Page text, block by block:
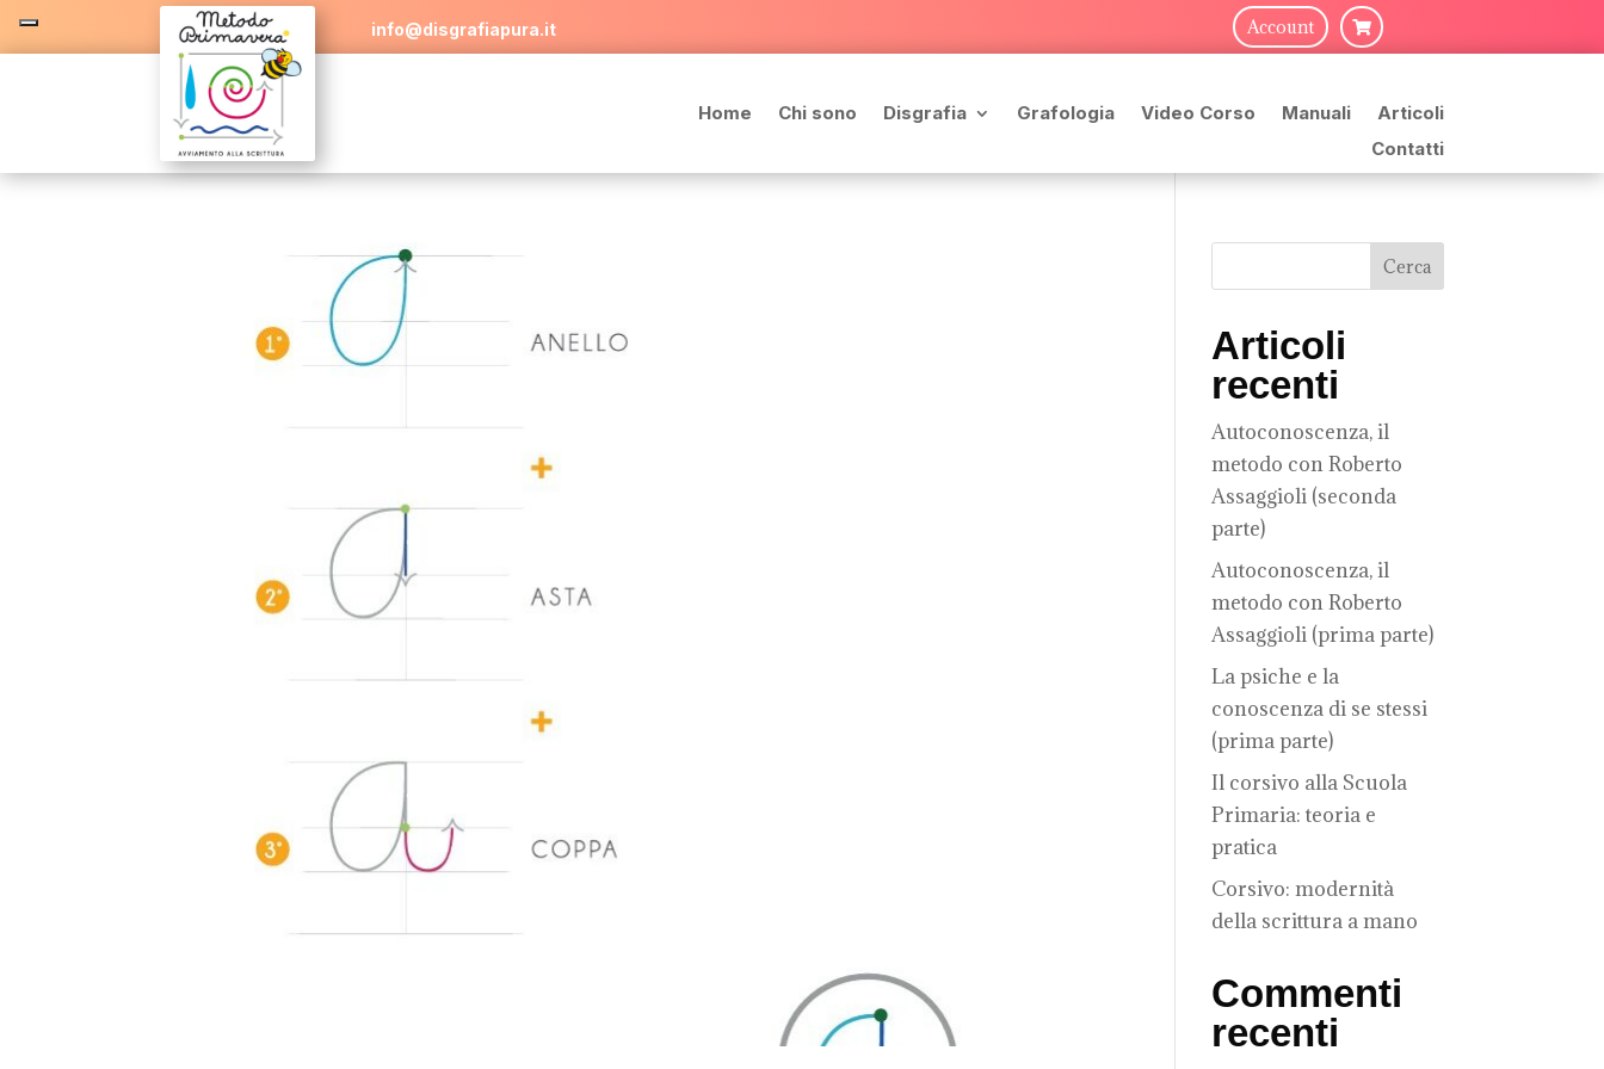
info@disgrafiapura.it Account 
Home Chi sono Disgrafia Grafologia Video Corso Manuali
Articoli
Contatti
Articoli
recenti
Autoconoscenza, il
metodo con Roberto
Assaggioli (seconda
parte)
Autoconoscenza, il
metodo con Roberto
Assaggioli (prima parte)
La psiche e la
conoscenza di se stessi
(prima parte)
Il corsivo alla Scuola
Primaria: teoria e
pratica
Corsivo: modernità
della scrittura a mano
Commenti
recenti